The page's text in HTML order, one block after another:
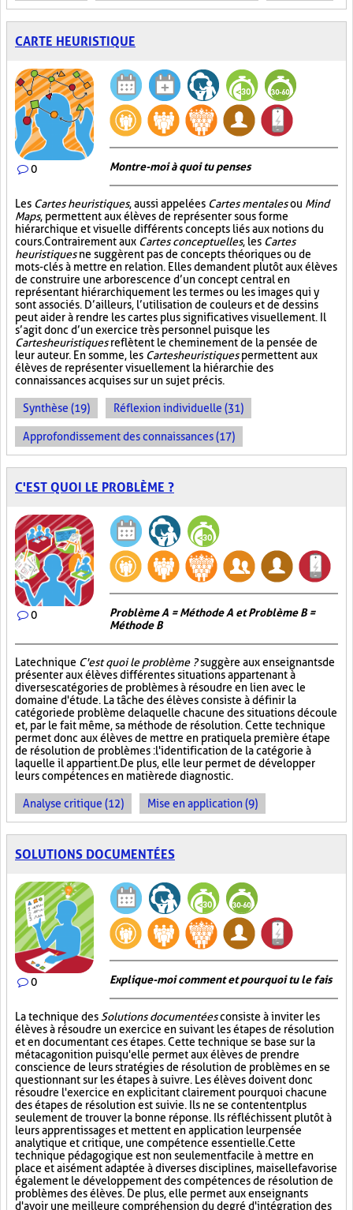
CARTE HEURISTIQUE
0 Montre-moi à quoi tu penses
Les Cartes heuristiques, aussi appelées Cartes mentalesou Mind
Maps, permettent aux élèves de représenter sous forme
hiérarchique et visuelle différents concepts liés aux notions du
cours. Contrairement aux Cartes conceptuelles, les Cartes
heuristiquesne suggèrent pas de concepts théoriques ou de
mots-clés à mettre en relation. Elles demandent plutôt aux élèves
de construire une arborescence d’un concept central en
représentant hiérarchiquement les termes ou les images qui y
sont associés. D’ailleurs, l’utilisation de couleurs et de dessins
peut aider à rendre les cartes plus significatives visuellement. Il
s’agit donc d’un exercice très personnel puisque les
Cartes heuristiquesreflètent le cheminement de la pensée de
leur auteur. En somme, les Cartes heuristiquespermettent aux
élèves de représenter visuellement la hiérarchie des
connaissances acquises sur un sujet précis.
Synthèse (19) Réflexion individuelle (31)
Approfondissement des connaissances (17)
C'EST QUOI LE PROBLÈME ?
0
Problème A = Méthode A et Problème B =
Méthode B
La technique C'est quoi le problème ?suggère aux enseignants de
présenter aux élèves différentes situations appartenant à
diverses catégories de problèmes à résoudre en lien avec le
domaine d'étude. La tâche des élèves consiste à définir la
catégorie de problème de laquelle chacune des situations découle
et, par le fait même, sa méthode de résolution. Cette technique
permet donc aux élèves de mettre en pratique la première étape
de résolution de problèmes : l'identification de la catégorie à
laquelle il appartient. De plus, elle leur permet de développer
leurs compétences en matière de diagnostic.
Analyse critique (12) Mise en application (9)
SOLUTIONS DOCUMENTÉES
0 Explique-moi comment et pourquoi tu le fais
La technique des Solutions documentéesconsiste à inviter les
élèves à résoudre un exercice en suivant les étapes de résolution
et en documentant ces étapes. Cette technique se base sur la
métacagonition puisqu'elle permet aux élèves de prendre
conscience de leurs stratégies de résolution de problèmes en se
questionnant sur les étapes à suivre. Les élèves doivent donc
résoudre l'exercice en explicitant clairement pourquoi chacune
des étapes de résolution est suivie. Ils ne se contentent plus
seulement de trouver la bonne réponse. Ils réfléchissent plutôt à
leurs apprentissages et mettent en application leur pensée
analytique et critique, une compétence essentielle. Cette
technique pédagogique est non seulement facile à mettre en
place et aisément adaptée à diverses disciplines, mais elle favorise
également le développement des compétences de résolution de
problèmes des élèves. De plus, elle permet aux enseignants
d'avoir une meilleure compréhension du degré d'intégration des